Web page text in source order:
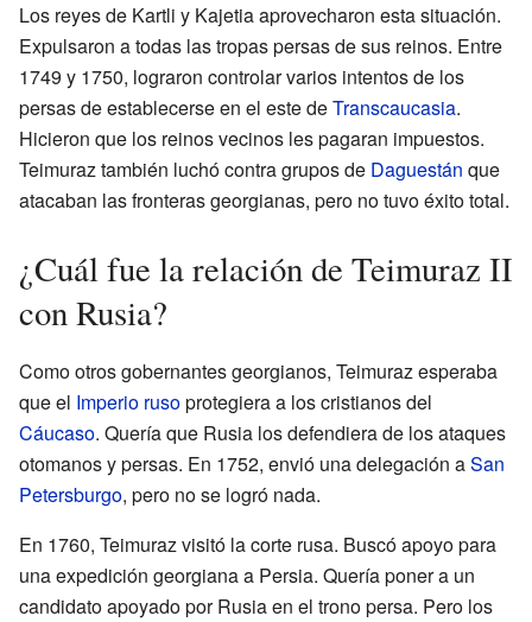
Los reyes de Kartli y Kajetia aprovecharon esta situación.
Expulsaron a todas las tropas persas de sus reinos. Entre
1749 y 1750, lograron controlar varios intentos de los
persas de establecerse en el este deTranscaucasia.
Hicieron que los reinos vecinos les pagaran impuestos.
Teimuraz también luchó contra grupos de Daguestán que
atacaban las fronteras georgianas, pero no tuvo éxito total.
¿Cuál fue la relación de Teimuraz II
con Rusia?
Como otros gobernantes georgianos, Teimuraz esperaba
que el Imperio rusoprotegiera a los cristianos del
Cáucaso. Quería que Rusia los defendiera de los ataques
otomanos y persas. En 1752, envió una delegación aSan
Petersburgo, pero no se logró nada.
En 1760, Teimuraz visitó la corte rusa. Buscó apoyo para
una expedición georgiana a Persia. Quería poner a un
candidato apoyado por Rusia en el trono persa. Pero los